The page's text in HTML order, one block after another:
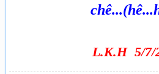
L.K.H 5/7/